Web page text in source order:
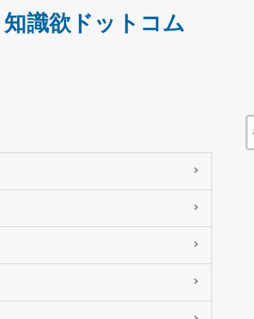
知識欲ドットコム